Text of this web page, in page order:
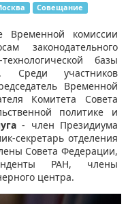
Совещание
Временной комиссии
законодательного
базы
Среди участников
Временной
Комитета Совета
политике и
- член Президиума
секретарь отделения
Совета Федерации,
РАН, члены
центра.